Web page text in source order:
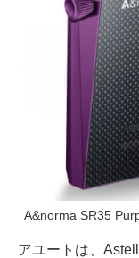
A&norma SR35
アユートは、